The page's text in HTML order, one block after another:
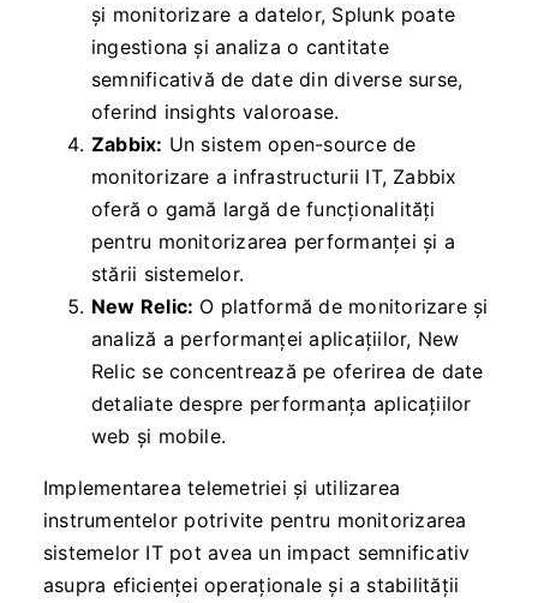
și monitorizare a datelor, Splunk poate
ingestiona și analiza o cantitate
semnificativă de date din diverse surse,
oferind insights valoroase.
Zabbix: Un sistem open-source de
monitorizare a infrastructurii IT, Zabbix
oferă o gamă largă de funcționalități
pentru monitorizarea performanței și a
stării sistemelor.
New Relic: O platformă de monitorizare și
analiză a performanței aplicațiilor, New
Relic se concentrează pe oferirea de date
detaliate despre performanța aplicațiilor
web și mobile.
Implementarea telemetriei și utilizarea
instrumentelor potrivite pentru monitorizarea
sistemelor IT pot avea un impact semnificativ
asupra eficienței operaționale și a stabilității